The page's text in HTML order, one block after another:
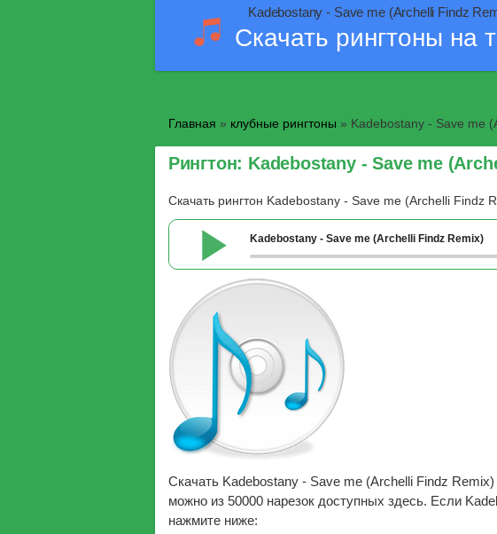
Kadebostany - Save me (Archelli Findz
Скачать рингтоны на
Главная » клубные рингтоны » Kadebostany - Save me
Рингтон: Kadebostany - Save me
Скачать рингтон Kadebostany - Save me (Archelli Findz
Kadebostany - Save me (Archelli Findz Remix)
Скачать Kadebostany - Save me (Archelli Findz
можно из 50000 нарезок доступных здесь. Если
нажмите ниже: